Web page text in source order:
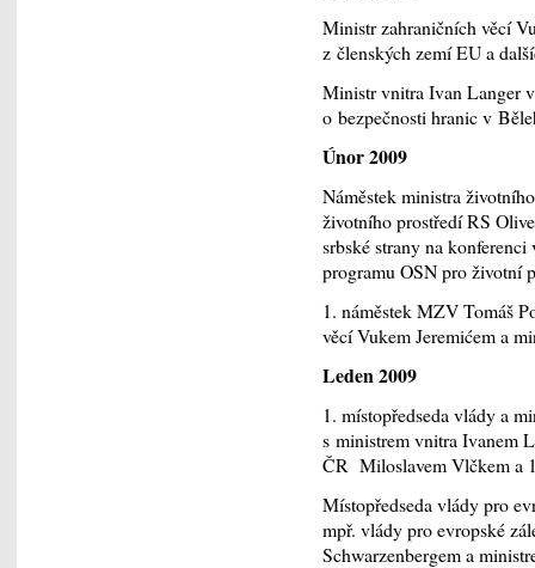
Ministr zahraničních věcí
z členských zemí EU a
Ministr vnitra Ivan Langer
o bezpečnosti hranic v
Únor 2009
Náměstek ministra
životního prostředí RS
srbské strany na
programu OSN pro životní
1. náměstek MZV Tomáš
věcí Vukem Jeremićem a
Leden 2009
1. místopředseda vlády a
s ministrem vnitra Ivanem
ČR Miloslavem Vlčkem a
Místopředseda vlády pro
mpř. vlády pro evropské
Schwarzenbergem a